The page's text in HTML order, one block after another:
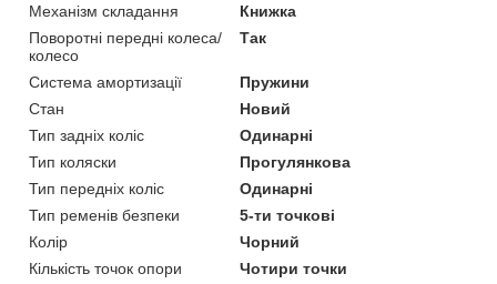
Механізм складання
Книжка
Поворотні передні колеса/
колесо
Так
Система амортизації
Пружини
Стан
Новий
Тип задніх коліс
Одинарні
Тип коляски
Прогулянкова
Тип передніх коліс
Одинарні
Тип ременів безпеки
5-ти точкові
Колір
Чорний
Кількість точок опори
Чотири точки